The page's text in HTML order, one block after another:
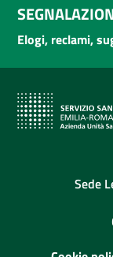
Elogi, reclami,
Sede